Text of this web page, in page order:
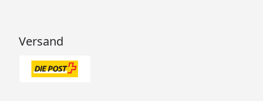
Versand